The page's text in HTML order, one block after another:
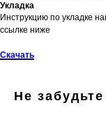
Укладка
Инструкцию по укладке
ссылке ниже
Скачать
Не